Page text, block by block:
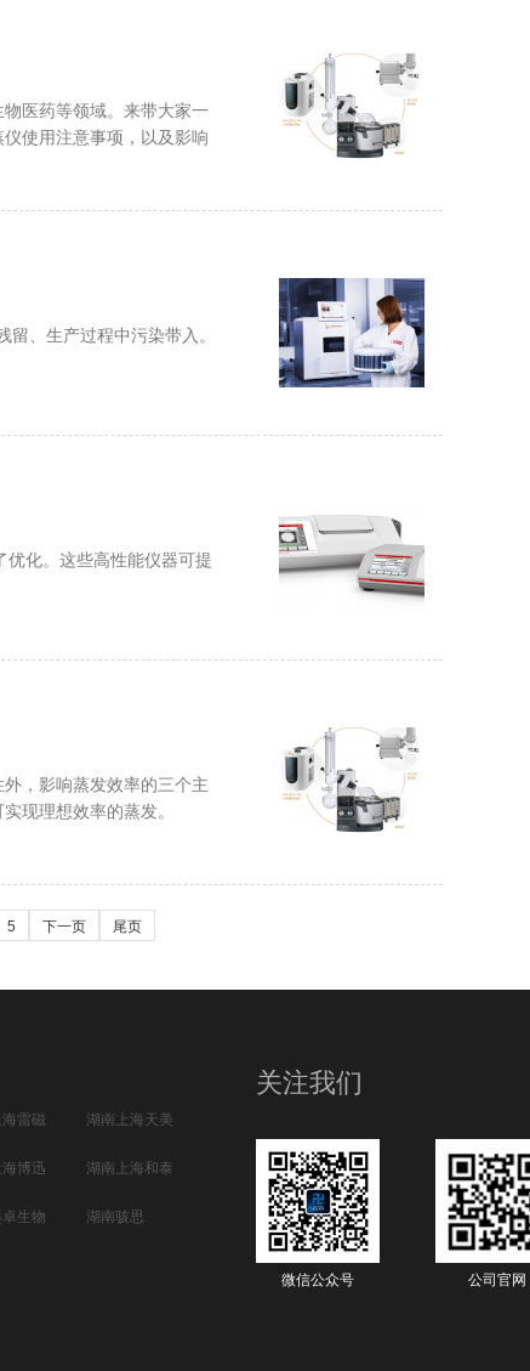
医药等领域。来带大家一
使用注意事项，以及影响
留、生产过程中污染带入。
化。这些高性能仪器可提
，影响蒸发效率的三个主
现理想效率的蒸发。
5 下一页 尾页
雷磁 湖南上海天美
博迅 湖南上海和泰
生物 湖南骇思
关注我们
微信公众号 公司官网